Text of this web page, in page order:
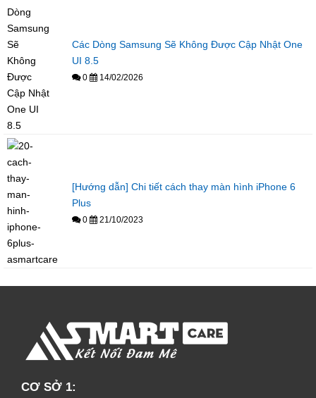
Các Dòng Samsung Sẽ Không Được Cập Nhật One
UI 8.5
0 14/02/2026
[Hướng dẫn] Chi tiết cách thay màn hình iPhone 6
Plus
0 21/10/2023
CƠ SỞ 1: